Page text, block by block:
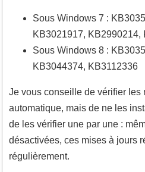
Sous Windows 7 :
KB3021917, KB2990214,
Sous Windows 8 :
KB3044374, KB3112336
Je vous conseille de vérifier les
automatique, mais de ne les
de les vérifier une par une :
désactivées, ces mises à jours
régulièrement.